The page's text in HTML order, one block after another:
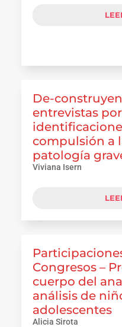
De-
entrevistas
compulsión a
patología
Viviana Isern
Congresos –
cuerpo del
análisis de
adolescentes
Alicia Sirota